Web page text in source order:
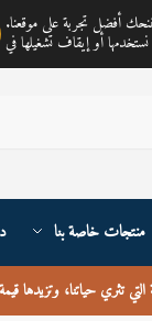
جميع أنحاء القارة الأوربية
منتجات خاصة بنا
تثري حياتنا، وتزيدها
أفضل تجربة على موقعنا.